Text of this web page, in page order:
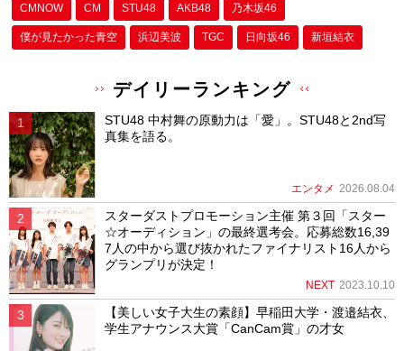
CMNOW CM STU48 AKB48 乃木坂46
僕が⾒たかった⻘空 浜辺美波 TGC 日向坂46 新垣結衣
デイリーランキング
STU48 中村舞の原動力は「愛」。STU48と2nd写
真集を語る。
エンタメ 2026.08.04
スターダストプロモーション主催 第３回「スター
☆オーディション」の最終選考会。応募総数16,39
7人の中から選び抜かれたファイナリスト16人から
グランプリが決定！
NEXT 2023.10.10
【美しい女子大生の素顔】早稲田大学・渡邉結衣、
学生アナウンス大賞「CanCam賞」の才女